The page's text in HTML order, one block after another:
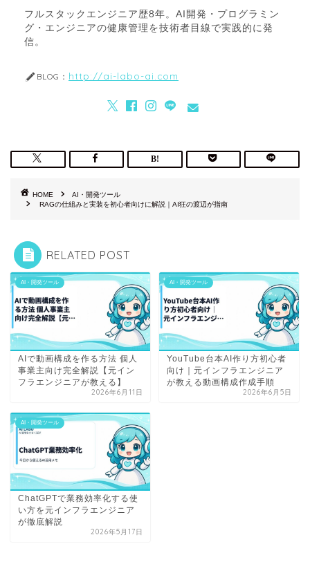
フルスタックエンジニア歴8年。AI開発・プログラミン
グ・エンジニアの健康管理を技術者目線で実践的に発
信。
BLOG： http://ai-labo-ai.com
HOME
AI・開発ツール
RAGの仕組みと実装を初心者向けに解説｜AI狂の渡辺が指南
RELATED POST
AI・開発ツール
AIで動画構成を作る方法 個人
事業主向け完全解説【元イン
フラエンジニアが教える】
2026年6月11日
AI・開発ツール
YouTube台本AI作り方初心者
向け｜元インフラエンジニア
が教える動画構成作成手順
2026年6月5日
AI・開発ツール
ChatGPTで業務効率化する使
い方を元インフラエンジニア
が徹底解説
2026年5月17日